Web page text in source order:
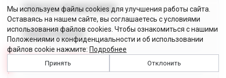
Новости о бюджетниках
Новости банков
Новости выборов
Мы используем файлы cookies для улучшения работы сайта.
Оставаясь на нашем сайте, вы соглашаетесь с условиями
использования файлов cookies. Чтобы ознакомиться с нашими
Положениями о конфиденциальности и об использовании
файлов cookie нажмите: Подробнее
Принять Отклонить